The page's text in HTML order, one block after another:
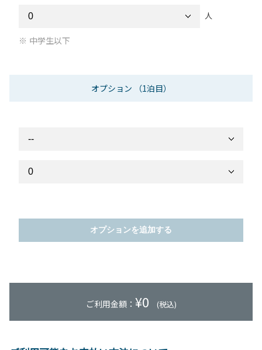
人
中学生以下
オプション （1泊目）
オプションを追加する
ご利用金額： ¥0 (税込)